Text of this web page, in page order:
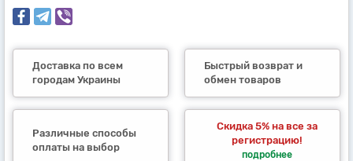
Доставка по всем
городам Украины
Быстрый возврат и
обмен товаров
Различные способы
оплаты на выбор
Скидка 5% на все за
регистрацию!
подробнее